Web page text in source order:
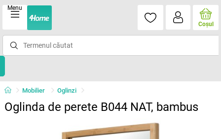
Menu
Coşul
Mobilier Oglinzi
Oglinda de perete B044 NAT, bambus